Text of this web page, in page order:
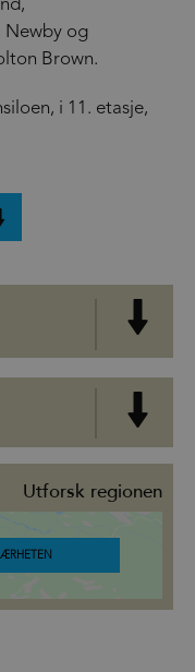
Newby og
Brown.
i 11. etasje,
Utforsk regionen